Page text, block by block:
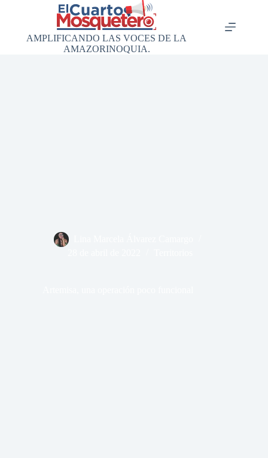
AMPLIFICANDO LAS VOCES DE LA
AMAZORINOQUIA.